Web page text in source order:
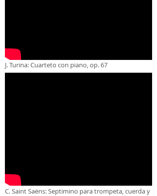
J. Turina: Cuarteto con piano, op. 67
C. Saint Saëns: Septimino para trompeta, cuerda y